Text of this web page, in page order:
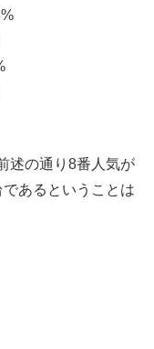
述の通り8番人気が
あるということは